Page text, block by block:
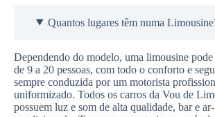
Quantos lugares têm numa
Dependendo do modelo, uma limousine
de 9 a 20 pessoas, com todo o conforto e
sempre conduzida por um motorista
uniformizado. Todos os carros da Vou de
possuem luz e som de alta qualidade, bar e ar-